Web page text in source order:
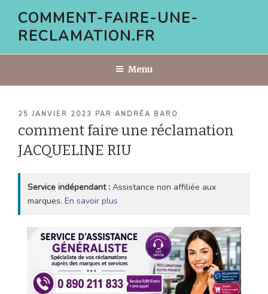
contenu
COMMENT-FAIRE-UNE-
RECLAMATION.FR
Menu
PUBLIÉ
25 JANVIER 2023 PAR ANDRÉA BARO
comment faire une réclamation
JACQUELINE RIU
Service indépendant : Assistance non affiliée aux
marques. En savoir plus